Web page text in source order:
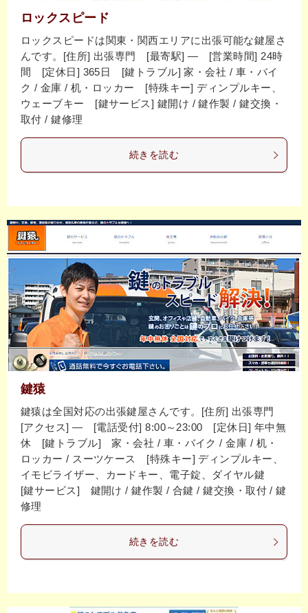
ロックスピード
ロックスピードは関東・関西エリアに出張可能な鍵屋さ
んです。[住所] 出張専門 [最寄駅] ― [営業時間] 24時
間 [定休日] 365日 [鍵トラブル] 家・会社 / 車・バイ
ク / 金庫 / 机・ロッカー [特殊キー] ディンプルキー、
ウェーブキー [鍵サービス] 鍵開け / 鍵作製 / 鍵交換・
取付 / 鍵修理
続きを読む
鍵猿
鍵猿は全国対応の出張鍵屋さんです。[住所] 出張専門
[アクセス] ― [電話受付] 8:00～23:00 [定休日] 年中無
休 [鍵トラブル] 家・会社 / 車・バイク / 金庫 / 机・
ロッカー / スーツケース [特殊キー] ディンプルキー、
イモビライザー、カードキー、電子錠、ダイヤル鍵
[鍵サービス] 鍵開け / 鍵作製 / 合鍵 / 鍵交換・取付 / 鍵
修理
続きを読む